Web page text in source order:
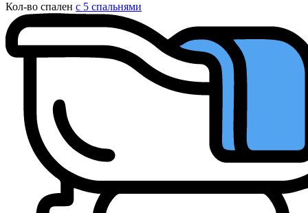
Кол-во спален с 5 спальнями